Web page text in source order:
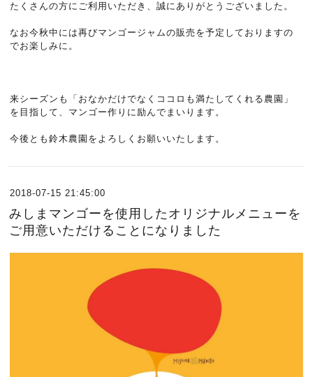
たくさんの方にご利用いただき、誠にありがとうございました。
なお今秋中には再びマンゴージャムの販売を予定しておりますの
でお楽しみに。
来シーズンも「おなかだけでなくココロも満たしてくれる農園」
を目指して、マンゴー作りに励んでまいります。
今後とも鈴木農園をよろしくお願いいたします。
2018-07-15 21:45:00
みしまマンゴーを使用したオリジナルメニューを
ご用意いただけることになりました